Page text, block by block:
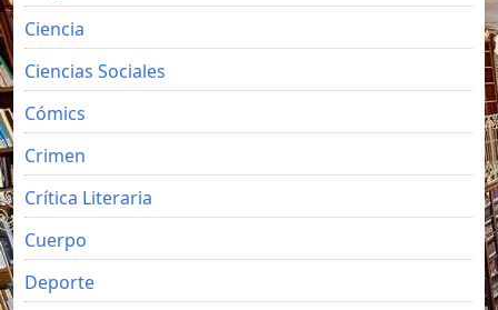
Ciencia
Ciencias Sociales
Cómics
Crimen
Crítica Literaria
Cuerpo
Deporte